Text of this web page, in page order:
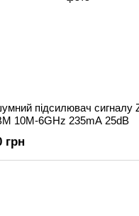
наука та
найкращих результатів.
їхню надійність у
підсилювач сигналу
10M-6GHz 235mA 25dB
грн